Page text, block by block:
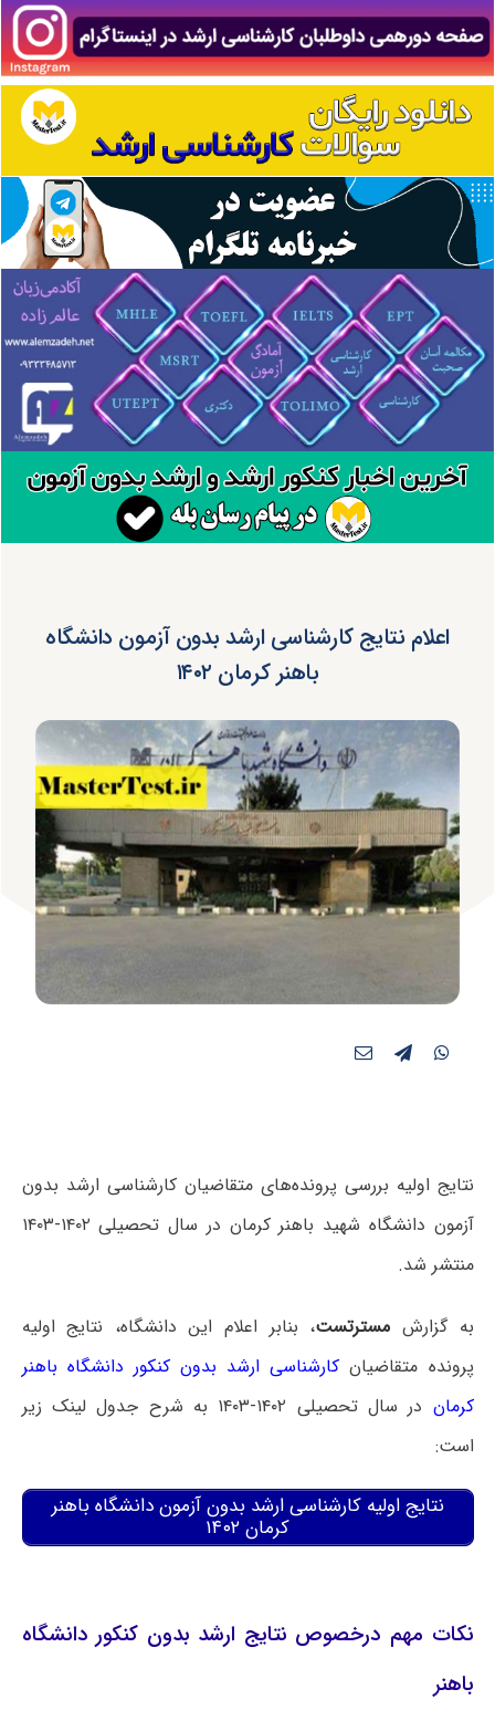
اعلام نتایج کارشناسی ارشد بدون آزمون دانشگاه
باهنر کرمان ۱۴۰۲
نتایج اولیه بررسی پرونده‌های متقاضیان کارشناسی ارشد بدون
آزمون دانشگاه شهید باهنر کرمان در سال تحصیلی ۱۴۰۲-۱۴۰۳
منتشر شد.
به گزارش مسترتست، بنابر اعلام این دانشگاه، نتایج اولیه
پرونده متقاضیان کارشناسی ارشد بدون کنکور دانشگاه باهنر
کرمان
در سال تحصیلی ۱۴۰۲-۱۴۰۳ به شرح جدول لینک زیر
است:
نتایج اولیه کارشناسی ارشد بدون آزمون دانشگاه باهنر
کرمان ۱۴۰۲
نکات مهم درخصوص نتایج ارشد بدون کنکور دانشگاه
باهنر